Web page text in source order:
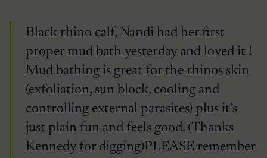
Black rhino calf, Nandi had her first
proper mud bath yesterday and loved it !
Mud bathing is great for the rhinos skin
(exfoliation, sun block, cooling and
controlling external parasites) plus it’s
just plain fun and feels good. (Thanks
Kennedy for digging)PLEASE remember